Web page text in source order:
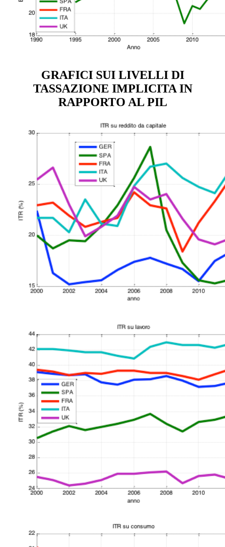
GRAFICI SUI LIVELLI DI
TASSAZIONE IMPLICITA IN
RAPPORTO AL PIL